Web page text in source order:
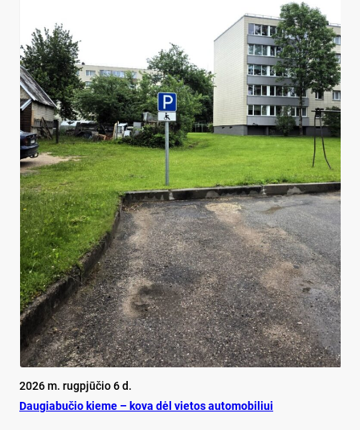
2026 m. rugpjūčio 6 d.
Dau­gia­bu­čio kie­me – ko­va dėl vie­tos au­to­mo­bi­liui